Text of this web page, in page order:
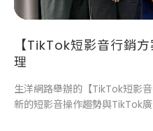
【TikTok短影音行銷
理
生洋網路舉辦的【TikTok短影
新的短影音操作趨勢與TikTok